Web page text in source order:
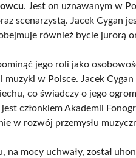
. Jest on uznawanym w
scenarzystą. Jacek Cygan
również bycie jurorą
jego roli jako
muzyki w Polsce. Jacek
co świadczy o jego
członkiem Akademii
w rozwój przemysłu
na mocy uchwały, został